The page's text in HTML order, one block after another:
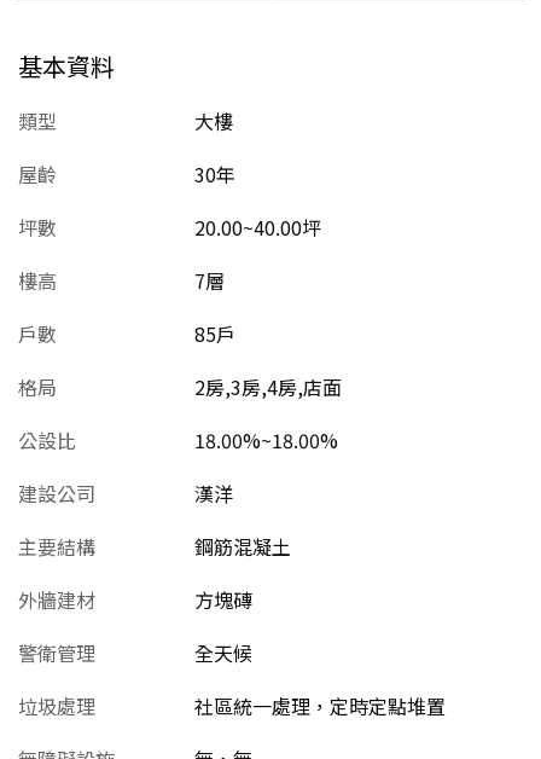
基本資料
類型
大樓
屋齡
30年
坪數
20.00~40.00坪
樓高
7層
戶數
85戶
格局
2房,3房,4房,店面
公設比
18.00%~18.00%
建設公司
漢洋
主要結構
鋼筋混凝土
外牆建材
方塊磚
警衛管理
全天候
垃圾處理
社區統一處理，定時定點堆置